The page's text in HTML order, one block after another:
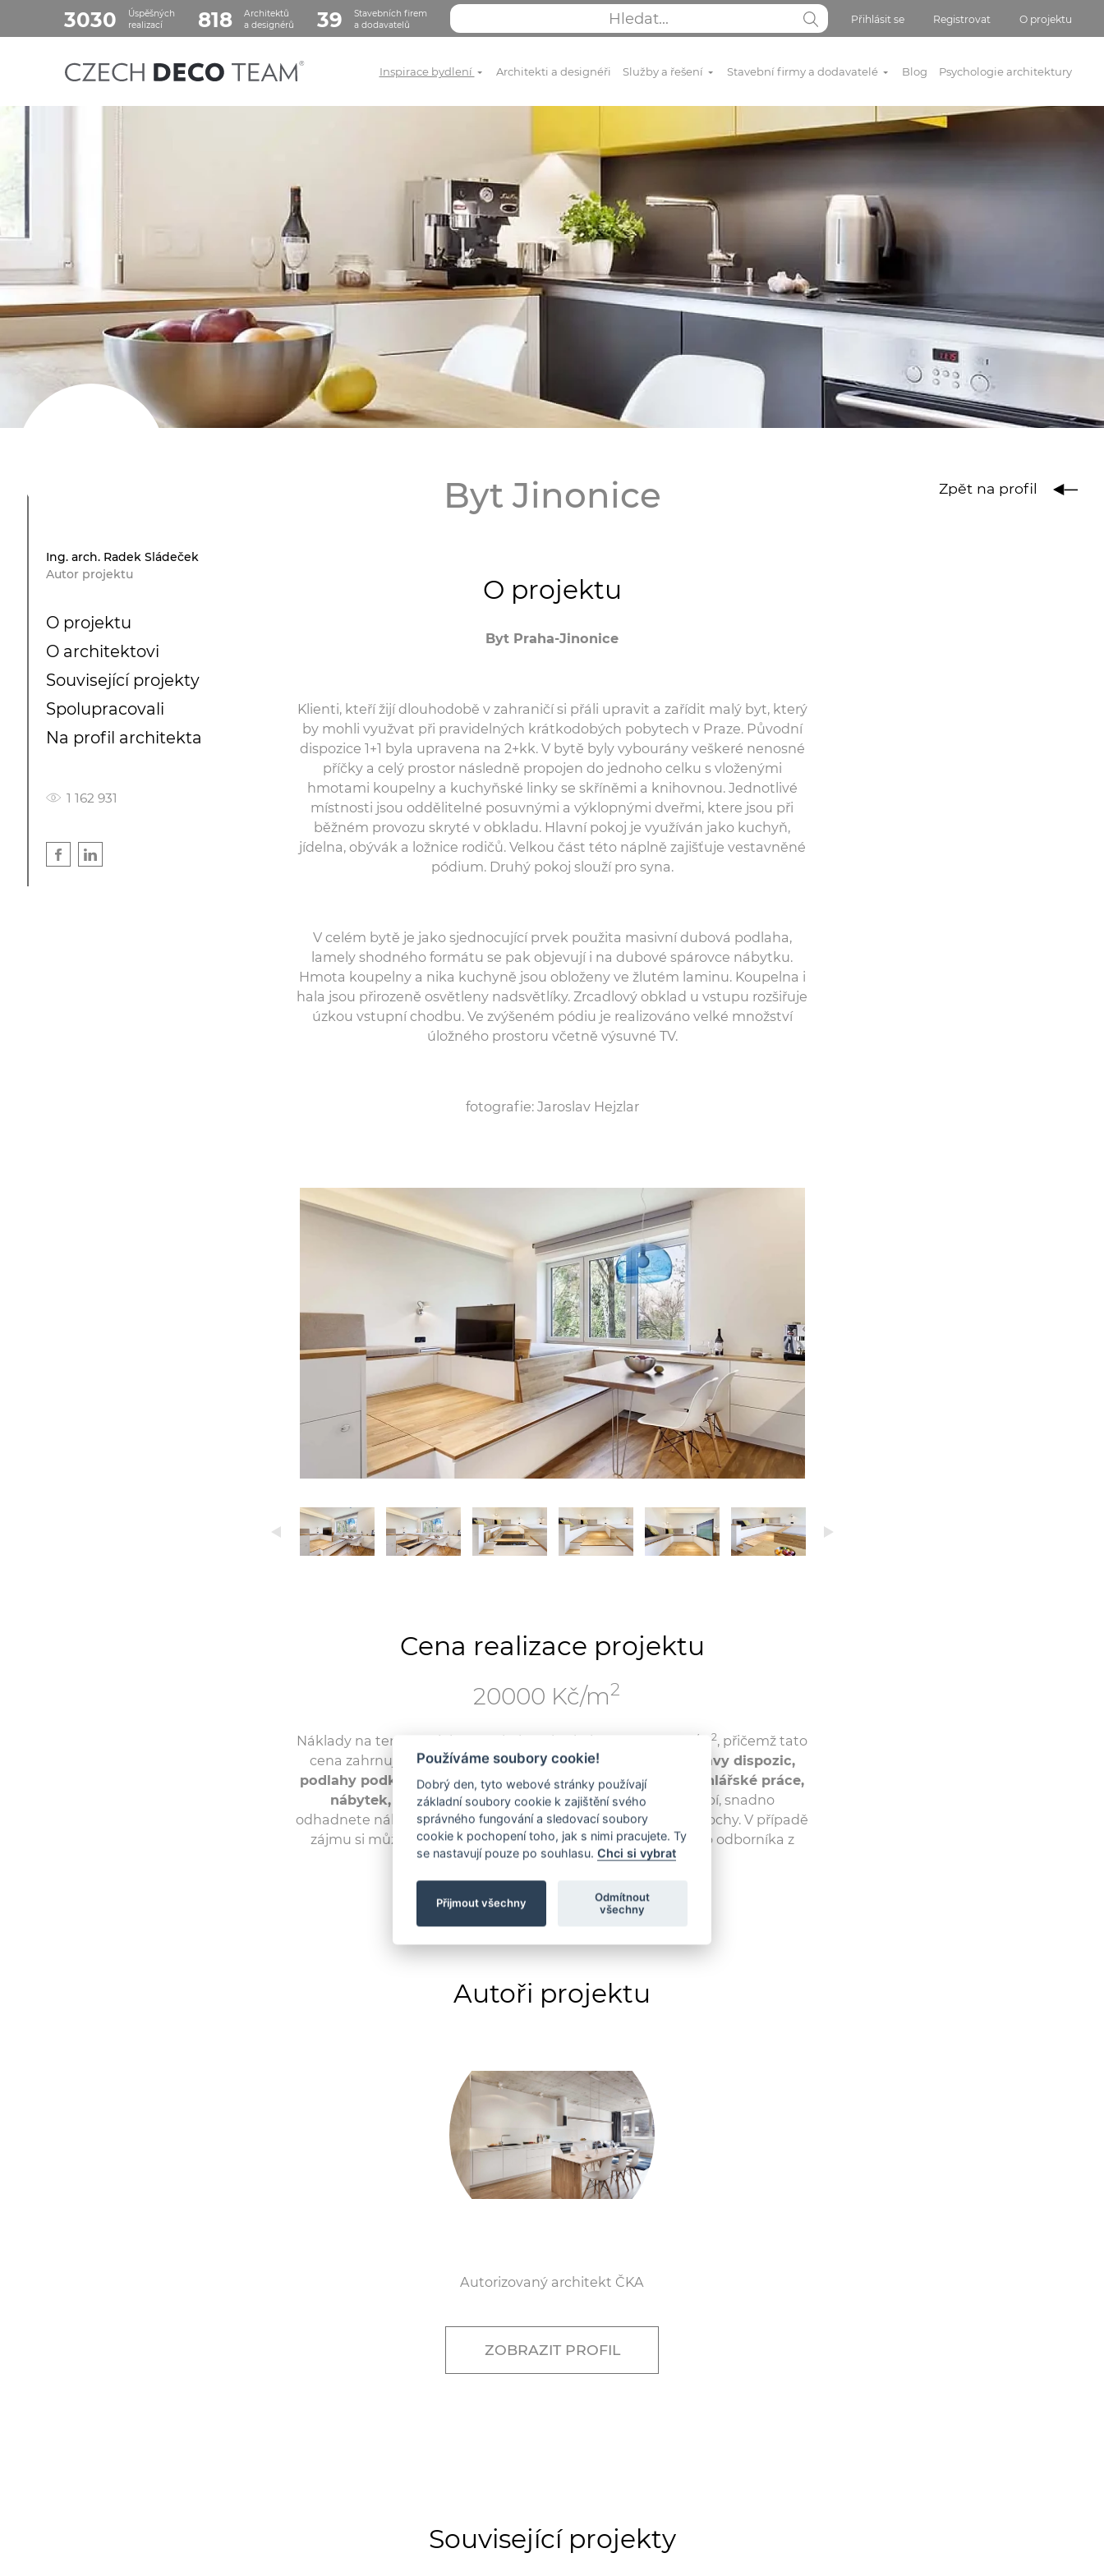
3030
Úspěšných
realizací
818
Architektů
a designérů
39
Stavebních firem
a dodavatelů
Přihlásit se Registrovat O projektu
Inspirace bydlení Architekti a designéři Služby a řešení Stavební firmy a dodavatelé Blog Psychologie architektury
Ing. arch. Radek Sládeček
Autor projektu
O projektu
O architektovi
Související projekty
Spolupracovali
Na profil architekta
1 162 931
Byt Jinonice
O projektu
Byt Praha-Jinonice
Klienti, kteří žijí dlouhodobě v zahraničí si přáli upravit a zařídit malý byt, který
by mohli využvat při pravidelných krátkodobých pobytech v Praze. Původní
dispozice 1+1 byla upravena na 2+kk. V bytě byly vybourány veškeré nenosné
příčky a celý prostor následně propojen do jednoho celku s vloženými
hmotami koupelny a kuchyňské linky se skříněmi a knihovnou. Jednotlivé
místnosti jsou oddělitelné posuvnými a výklopnými dveřmi, ktere jsou při
běžném provozu skryté v obkladu. Hlavní pokoj je využíván jako kuchyň,
jídelna, obývák a ložnice rodičů. Velkou část této náplně zajišťuje vestavněné
pódium. Druhý pokoj slouží pro syna.
V celém bytě je jako sjednocující prvek použita masivní dubová podlaha,
lamely shodného formátu se pak objevují i na dubové spárovce nábytku.
Hmota koupelny a nika kuchyně jsou obloženy ve žlutém laminu. Koupelna i
hala jsou přirozeně osvětleny nadsvětlíky. Zrcadlový obklad u vstupu rozšiřuje
úzkou vstupní chodbu. Ve zvýšeném pódiu je realizováno velké množství
úložného prostoru včetně výsuvné TV.
fotografie: Jaroslav Hejzlar
Cena realizace projektu
20000 Kč/m2
Náklady na tento projekt se pohybovaly okolo cca 20000 Kč/m 2, přičemž tato
cena zahrnuje:
nová koupelna, nové elektroinstalace, úpravy dispozic,
podlahy podklady, podlahy povrchy, interiérové dveře, truhlářské práce,
nábytek, světla, doplňky. Pokud se Vám tato realizace líbí, snadno
odhadnete náklady u vaší nemovitosti vynásobením ceny a plochy. V případě
zájmu si můžete objednat nezávaznou prohlídku stavebního odborníka z
CZECH DECO TEAM.
Autoři projektu
Autorizovaný architekt ČKA
ZOBRAZIT PROFIL
Související projekty
Zpět na profil
Používáme soubory cookie!
Dobrý den, tyto webové stránky používají
základní soubory cookie k zajištění svého
správného fungování a sledovací soubory
cookie k pochopení toho, jak s nimi pracujete. Ty
se nastavují pouze po souhlasu.Chci si vybrat
Přijmout všechny
Odmítnout
všechny